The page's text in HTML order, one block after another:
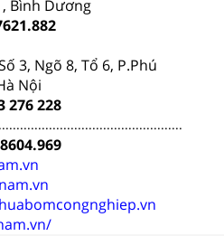
, Bình Dương
3, Ngõ 8, Tổ 6, P.Phú
Nội
228